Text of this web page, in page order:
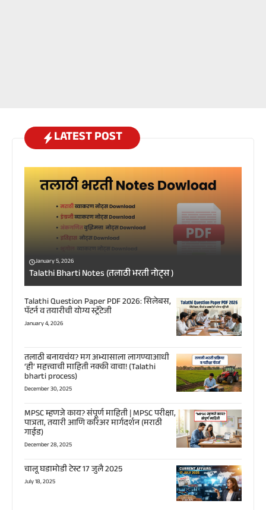
LATEST POST
January 5, 2026
Talathi Bharti Notes (तलाठी भरती नोट्स )
Talathi Question Paper PDF 2026: सिलेबस,
पॅटर्न व तयारीची योग्य स्ट्रॅटेजी
January 4, 2026
तलाठी बनायचंय? मग अभ्यासाला लागण्याआधी
‘ही’ महत्त्वाची माहिती नक्की वाचा! (Talathi
bharti process)
December 30, 2025
MPSC म्हणजे काय? संपूर्ण माहिती | MPSC परीक्षा,
पात्रता, तयारी आणि करिअर मार्गदर्शन (मराठी
गाईड)
December 28, 2025
चालू घडामोडी टेस्ट 17 जुलै 2025
July 18, 2025